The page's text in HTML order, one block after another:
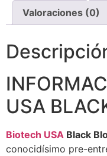
Valoraciones (0)
USA
Biotech USA Black
conocidísimo pre-